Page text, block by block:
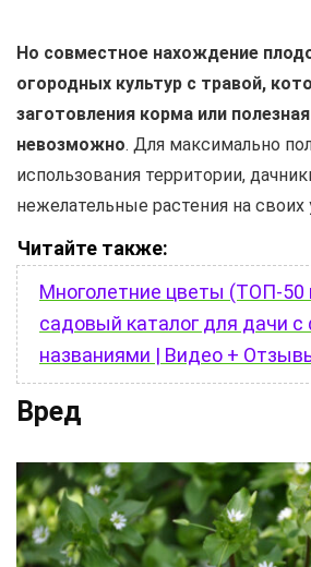
Но совместное нахождение
огородных культур с травой,
заготовления корма или
невозможно. Для максимально
использования территории,
нежелательные растения на своих
Читайте также:
Многолетние цветы (ТОП-50
садовый каталог для дачи с
названиями | Видео +
Вред